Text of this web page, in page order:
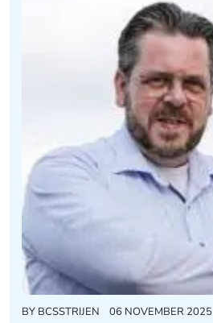
BY BCSSTRIJEN 06 NOVEMBER 2025